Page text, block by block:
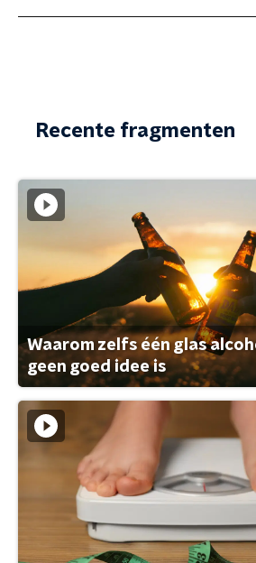
Recente fragmenten
Waarom zelfs één glas
geen goed idee is